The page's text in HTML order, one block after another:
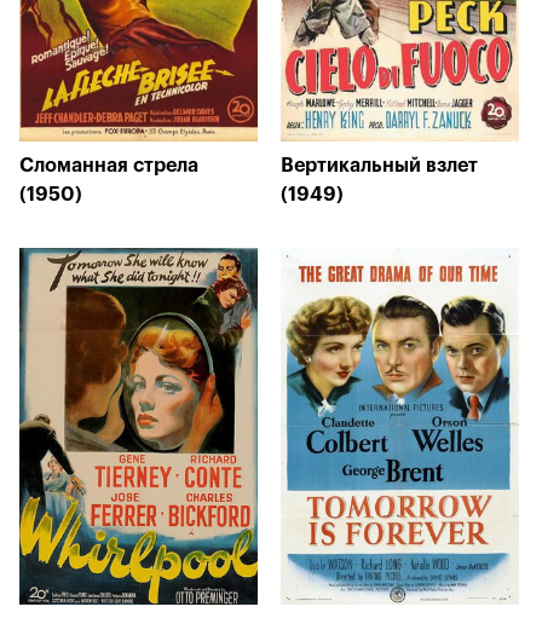
Сломанная стрела
(1950)
Вертикальный взлет
(1949)